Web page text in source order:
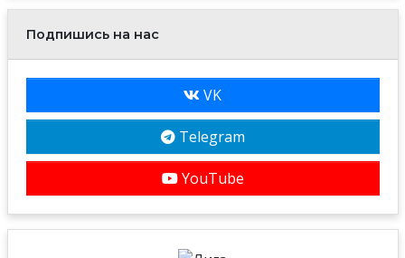
Подпишись на нас
VK
Telegram
YouTube